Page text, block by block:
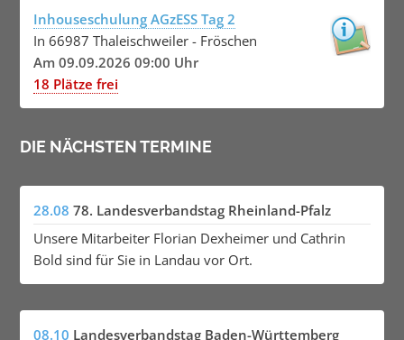
Inhouseschulung AGzESS Tag 2
In 66987 Thaleischweiler - Fröschen
Am 09.09.2026 09:00 Uhr
18 Plätze frei
DIE NÄCHSTEN TERMINE
28.08 78. Landesverbandstag Rheinland-Pfalz
Unsere Mitarbeiter Florian Dexheimer und Cathrin
Bold sind für Sie in Landau vor Ort.
08.10 Landesverbandstag Baden-Württemberg